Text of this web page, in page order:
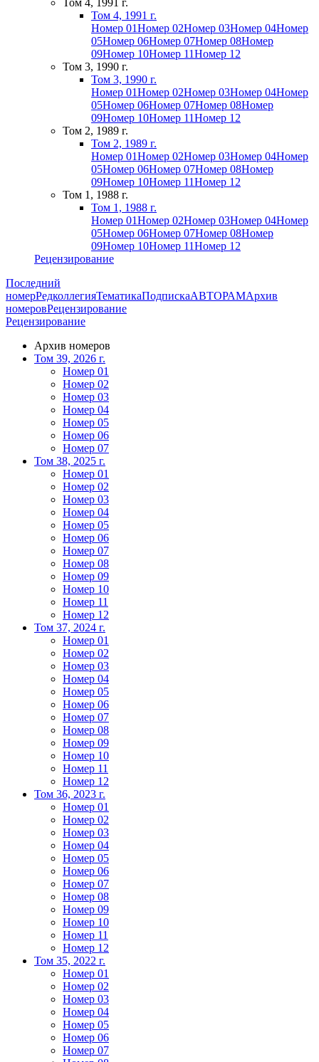
Том 4, 1991 г.
Том 4, 1991 г.
Номер 01Номер 02Номер 03Номер 04Номер
05Номер 06Номер 07Номер 08Номер
09Номер 10Номер 11Номер 12
Том 3, 1990 г.
Том 3, 1990 г.
Номер 01Номер 02Номер 03Номер 04Номер
05Номер 06Номер 07Номер 08Номер
09Номер 10Номер 11Номер 12
Том 2, 1989 г.
Том 2, 1989 г.
Номер 01Номер 02Номер 03Номер 04Номер
05Номер 06Номер 07Номер 08Номер
09Номер 10Номер 11Номер 12
Том 1, 1988 г.
Том 1, 1988 г.
Номер 01Номер 02Номер 03Номер 04Номер
05Номер 06Номер 07Номер 08Номер
09Номер 10Номер 11Номер 12
Рецензирование
Последний
номерРедколлегияТематикаПодпискаАВТОРАМАрхив
номеровРецензирование
Рецензирование
Архив номеров
Том 39, 2026 г.
Номер 01
Номер 02
Номер 03
Номер 04
Номер 05
Номер 06
Номер 07
Том 38, 2025 г.
Номер 01
Номер 02
Номер 03
Номер 04
Номер 05
Номер 06
Номер 07
Номер 08
Номер 09
Номер 10
Номер 11
Номер 12
Том 37, 2024 г.
Номер 01
Номер 02
Номер 03
Номер 04
Номер 05
Номер 06
Номер 07
Номер 08
Номер 09
Номер 10
Номер 11
Номер 12
Том 36, 2023 г.
Номер 01
Номер 02
Номер 03
Номер 04
Номер 05
Номер 06
Номер 07
Номер 08
Номер 09
Номер 10
Номер 11
Номер 12
Том 35, 2022 г.
Номер 01
Номер 02
Номер 03
Номер 04
Номер 05
Номер 06
Номер 07